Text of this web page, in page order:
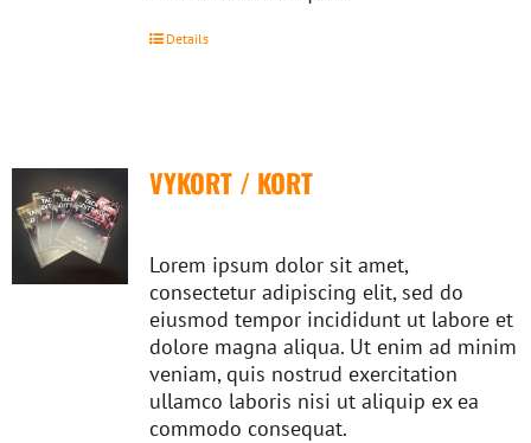
Details
VYKORT / KORT
Lorem ipsum dolor sit amet,
consectetur adipiscing elit, sed do
eiusmod tempor incididunt ut labore et
dolore magna aliqua. Ut enim ad minim
veniam, quis nostrud exercitation
ullamco laboris nisi ut aliquip ex ea
commodo consequat.